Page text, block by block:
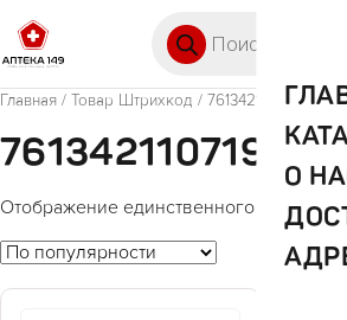
О
Главная / Товар Штрихкод / 7613421107192
7613421107192
Отображение единственного товара